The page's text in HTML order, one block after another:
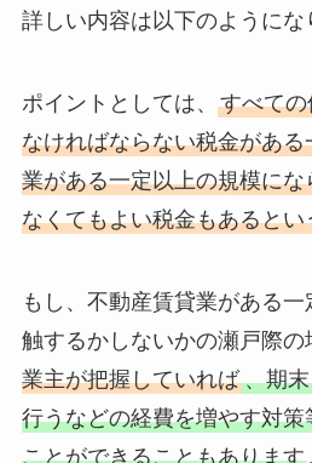
詳しい内容は以下のようにな
ポイントとしては、 すべて
なければならない税金があ
業がある一定以上の規模に
なくてもよい税金もあるとい
もし、不動産賃貸業がある
触するかしないかの瀬戸際の
業主が把握していれば 、期
行うなどの経費を増やす対
ことができることもあります